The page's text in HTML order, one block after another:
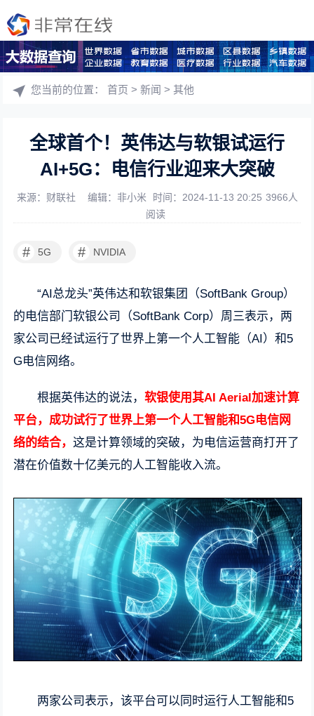
您当前的位置：首页 >新闻 >其他
全球首个！英伟达与软银试运行
AI+5G：电信行业迎来大突破
来源：财联社 编辑：非小米 时间：2024-11-13 20:25 3966人
阅读
# 5G # NVIDIA
“AI总龙头”英伟达和软银集团（SoftBank Group）
的电信部门软银公司（SoftBank Corp）周三表示，两
家公司已经试运行了世界上第一个人工智能（AI）和5
G电信网络。
根据英伟达的说法，软银使用其AI Aerial加速计算
平台，成功试行了世界上第一个人工智能和5G电信网
络的结合，这是计算领域的突破，为电信运营商打开了
潜在价值数十亿美元的人工智能收入流。
两家公司表示，该平台可以同时运行人工智能和5